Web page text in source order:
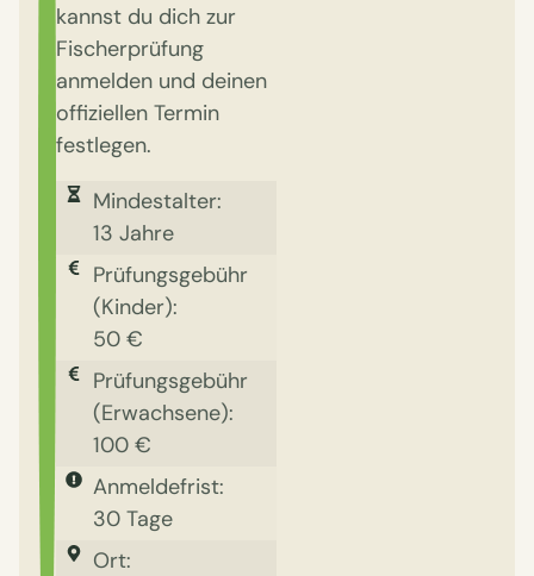
kannst du dich zur
Fischerprüfung
anmelden und deinen
offiziellen Termin
festlegen.
Mindestalter:
13 Jahre
Prüfungsgebühr
(Kinder):
50 €
Prüfungsgebühr
(Erwachsene):
100 €
Anmeldefrist:
30 Tage
Ort: